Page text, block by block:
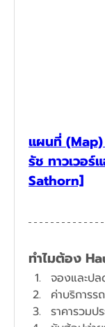
แผนที่ (Map)
รัช ทาวเวอ
Sathorn]
ทำไมต้อง
จองและป
ค่าบริการร
ราคารวมป